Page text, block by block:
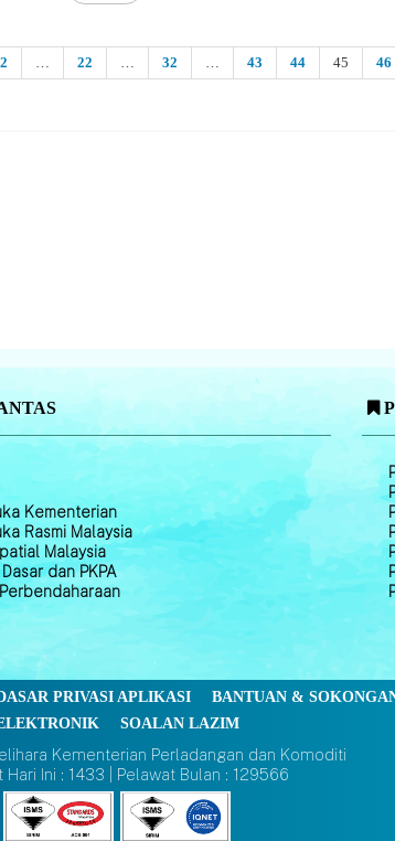
22 32 43 44 45 46
Kementerian
Rasmi Malaysia
Malaysia
dan PKPA
PRIVASI APLIKASI BANTUAN &
SOALAN LAZIM
Kementerian Perladangan dan Komoditi
Hari Ini : 1433 | Pelawat Bulan : 129566